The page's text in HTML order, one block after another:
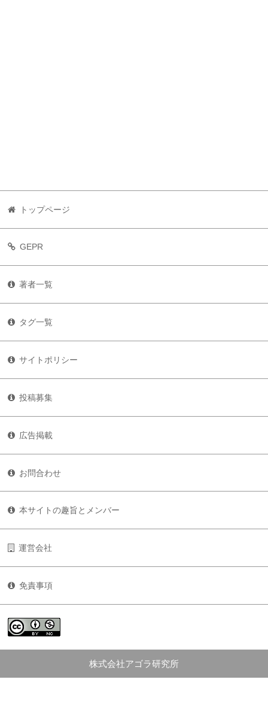
トップページ
GEPR
著者一覧
タグ一覧
サイトポリシー
投稿募集
広告掲載
お問合わせ
本サイトの趣旨とメンバー
運営会社
免責事項
株式会社アゴラ研究所